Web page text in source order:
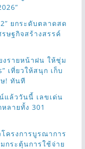
ยกระดับตลาดสด
ษฐกิจสร้างสรรค์
งรายหน้าฝน ให้ชุ่ม
เที่ยวให้สนุก เก็บ
! ทันที
แล้ววันนี้ เลขเด่น
ลายทั้ง 301
ครงการบูรณาการ
กระตุ้นการใช้จ่าย